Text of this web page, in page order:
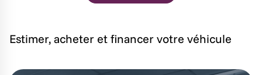
Estimer, acheter et financer votre véhicule